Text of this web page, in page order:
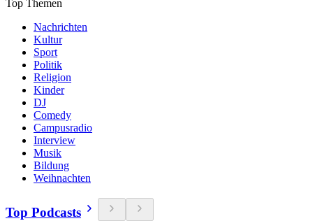
Top Themen
Nachrichten
Kultur
Sport
Politik
Religion
Kinder
DJ
Comedy
Campusradio
Interview
Musik
Bildung
Weihnachten
Top Podcasts